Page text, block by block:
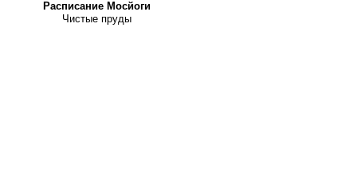
изучения йоги
Расписание Мосйоги
Чистые пруды